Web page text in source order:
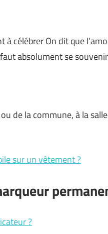
célébrer On dit que
absolument se
de la commune, à la
sur un vêtement ?
?